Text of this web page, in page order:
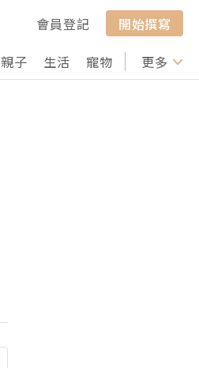
會員登記
開始撰寫
親子 生活 寵物 行山 打卡
更多